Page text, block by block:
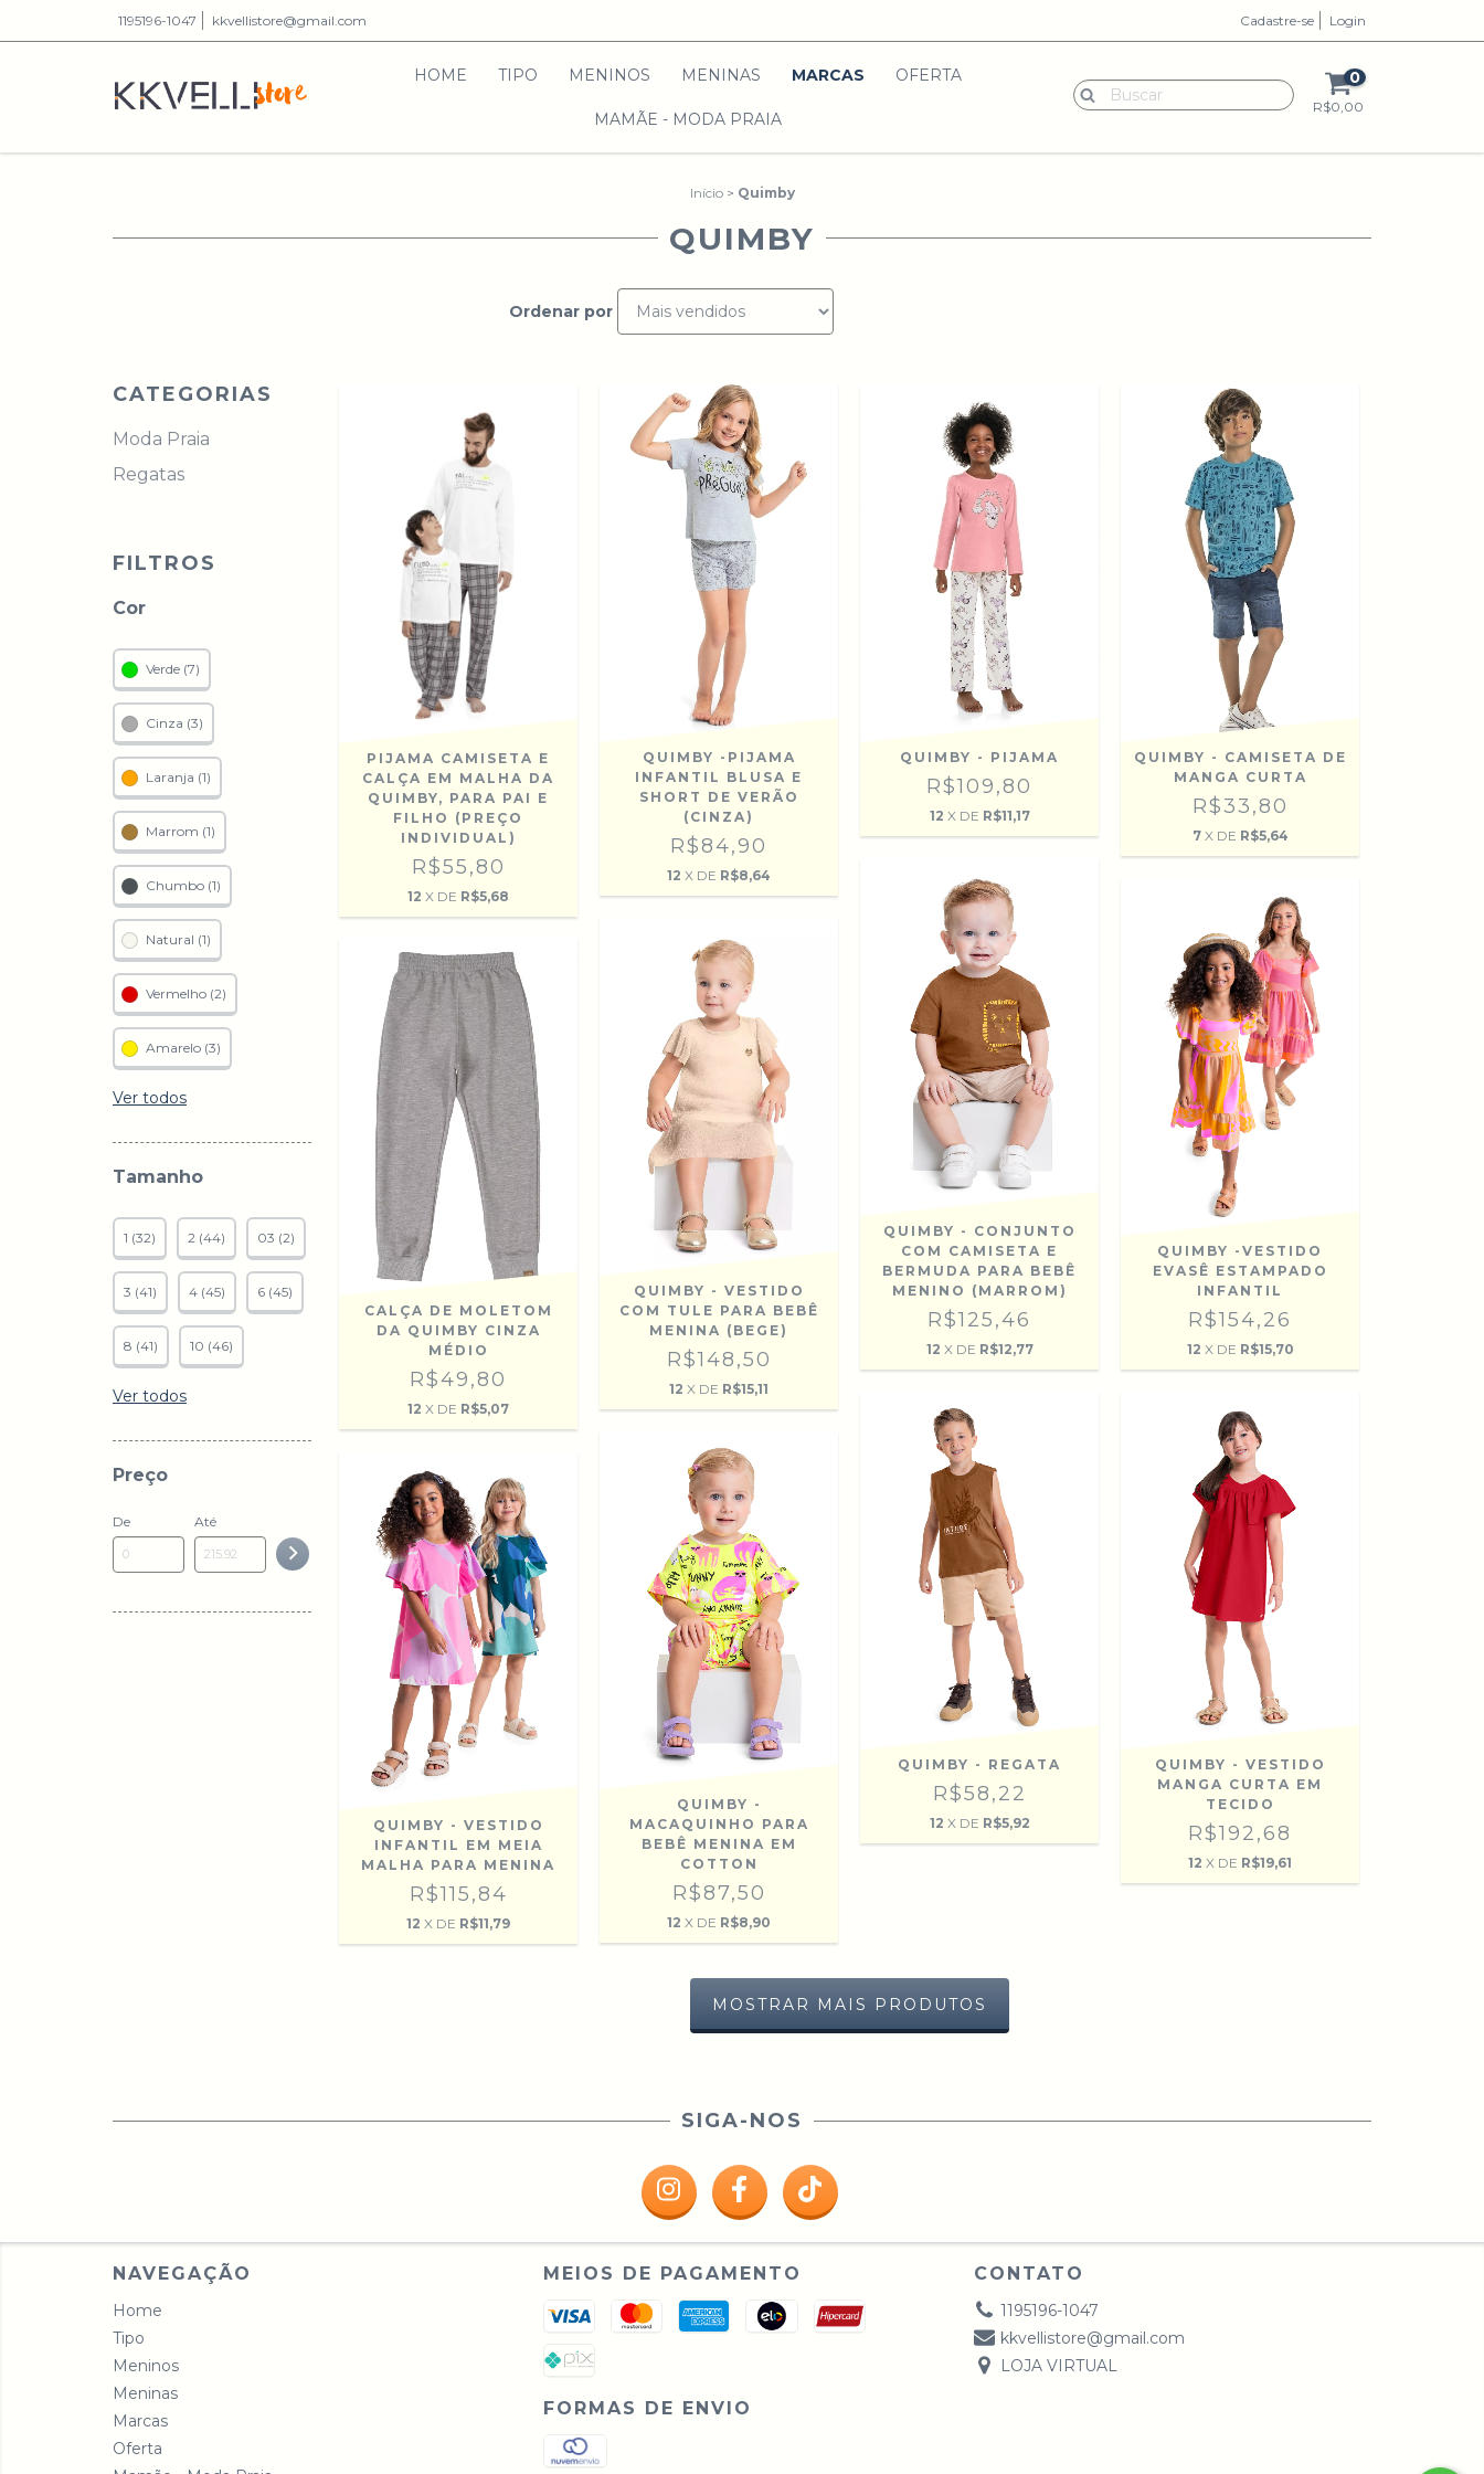
1195196-1047 kkvellistore@gmail.com Cadastre-se Login
HOME TIPO MENINOS MENINAS MARCAS OFERTA
MAMÃE - MODA PRAIA
0
R$0,00
Início > Quimby
QUIMBY
Ordenar por
CATEGORIAS
Moda Praia
Regatas
FILTROS
Cor
Verde (7)
Cinza (3)
Laranja (1)
Marrom (1)
Chumbo (1)
Natural (1)
Vermelho (2)
Amarelo (3)
Ver todos
Tamanho
1 (32) 2 (44) 03 (2)
3 (41) 4 (45) 6 (45)
8 (41) 10 (46)
Ver todos
Preço
De Até
PIJAMA CAMISETA E
CALÇA EM MALHA DA
QUIMBY, PARA PAI E
FILHO (PREÇO
INDIVIDUAL)
R$55,80
12 X DE R$5,68
QUIMBY -PIJAMA
INFANTIL BLUSA E
SHORT DE VERÃO
(CINZA)
R$84,90
12 X DE R$8,64
QUIMBY - PIJAMA
R$109,80
12 X DE R$11,17
QUIMBY - CAMISETA DE
MANGA CURTA
R$33,80
7 X DE R$5,64
CALÇA DE MOLETOM
DA QUIMBY CINZA
MÉDIO
R$49,80
12 X DE R$5,07
QUIMBY - VESTIDO
COM TULE PARA BEBÊ
MENINA (BEGE)
R$148,50
12 X DE R$15,11
QUIMBY - CONJUNTO
COM CAMISETA E
BERMUDA PARA BEBÊ
MENINO (MARROM)
R$125,46
12 X DE R$12,77
QUIMBY -VESTIDO
EVASÊ ESTAMPADO
INFANTIL
R$154,26
12 X DE R$15,70
QUIMBY - VESTIDO
INFANTIL EM MEIA
MALHA PARA MENINA
R$115,84
12 X DE R$11,79
QUIMBY -
MACAQUINHO PARA
BEBÊ MENINA EM
COTTON
R$87,50
12 X DE R$8,90
QUIMBY - REGATA
R$58,22
12 X DE R$5,92
QUIMBY - VESTIDO
MANGA CURTA EM
TECIDO
R$192,68
12 X DE R$19,61
MOSTRAR MAIS PRODUTOS
SIGA-NOS
NAVEGAÇÃO
Home
Tipo
Meninos
Meninas
Marcas
Oferta
MEIOS DE PAGAMENTO
FORMAS DE ENVIO
CONTATO
1195196-1047
kkvellistore@gmail.com
LOJA VIRTUAL